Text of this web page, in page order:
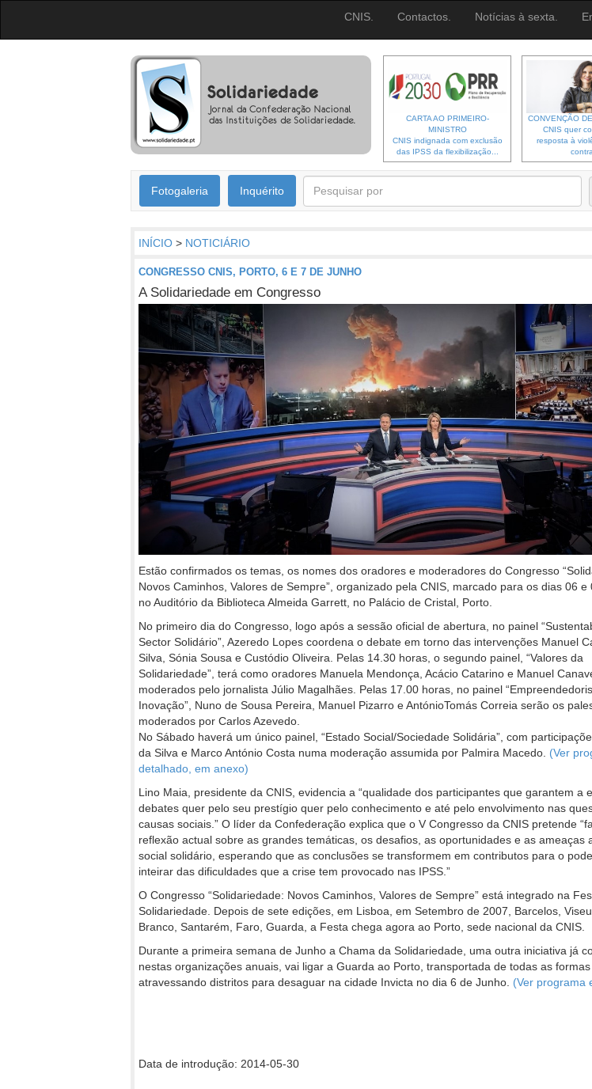
CNIS. Contactos. Notícias à sexta.
CARTA AO PRIMEIRO-
MINISTRO
CNIS indignada com exclusão
das IPSS da flexibilização...
CONVENÇÃO
CNIS quer
resposta à
Fotogaleria Inquérito
INÍCIO > NOTICIÁRIO
CONGRESSO CNIS, PORTO, 6 E 7 DE JUNHO
A Solidariedade em Congresso
Estão confirmados os temas, os nomes dos oradores e moderadores do Congresso
Novos Caminhos, Valores de Sempre”, organizado pela CNIS, marcado para os dias 06 e
no Auditório da Biblioteca Almeida Garrett, no Palácio de Cristal, Porto.
No primeiro dia do Congresso, logo após a sessão oficial de abertura, no painel
Sector Solidário”, Azeredo Lopes coordena o debate em torno das intervenções Manuel
Silva, Sónia Sousa e Custódio Oliveira. Pelas 14.30 horas, o segundo painel, “Valores da
Solidariedade”, terá como oradores Manuela Mendonça, Acácio Catarino e Manuel
moderados pelo jornalista Júlio Magalhães. Pelas 17.00 horas, no painel
Inovação”, Nuno de Sousa Pereira, Manuel Pizarro e AntónioTomás Correia serão os
moderados por Carlos Azevedo.
No Sábado haverá um único painel, “Estado Social/Sociedade Solidária”, com
da Silva e Marco António Costa numa moderação assumida por Palmira Macedo. (Ver
detalhado, em anexo)
Lino Maia, presidente da CNIS, evidencia a “qualidade dos participantes que garantem a
debates quer pelo seu prestígio quer pelo conhecimento e até pelo envolvimento nas
causas sociais.” O líder da Confederação explica que o V Congresso da CNIS pretende
reflexão actual sobre as grandes temáticas, os desafios, as oportunidades e as ameaças
social solidário, esperando que as conclusões se transformem em contributos para o
inteirar das dificuldades que a crise tem provocado nas IPSS.”
O Congresso “Solidariedade: Novos Caminhos, Valores de Sempre” está integrado na
Solidariedade. Depois de sete edições, em Lisboa, em Setembro de 2007, Barcelos,
Branco, Santarém, Faro, Guarda, a Festa chega agora ao Porto, sede nacional da CNIS.
Durante a primeira semana de Junho a Chama da Solidariedade, uma outra iniciativa já
nestas organizações anuais, vai ligar a Guarda ao Porto, transportada de todas as formas
atravessando distritos para desaguar na cidade Invicta no dia 6 de Junho. (Ver programa
Data de introdução: 2014-05-30